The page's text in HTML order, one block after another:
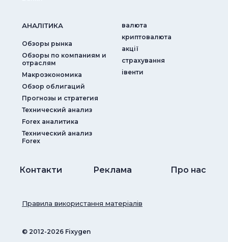
АНАЛIТИКА
Обзоры рынка
Обзоры по компаниям и
отраслям
Макроэкономика
Обзор облигаций
Прогнозы и стратегия
Технический анализ
Forex аналитика
Технический анализ
Forex
валюта
криптовалюта
акції
страхування
iвенти
Контакти Реклама Про нас
© ‎2012-2026 Fixygen
Правила використання матеріалів